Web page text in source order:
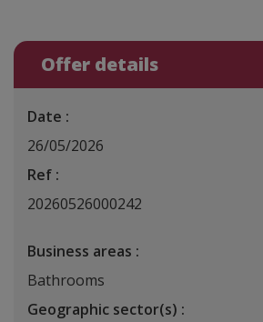
Offer details
Date :
26/05/2026
Ref :
20260526000242
Business areas :
Bathrooms
Geographic sector(s) :